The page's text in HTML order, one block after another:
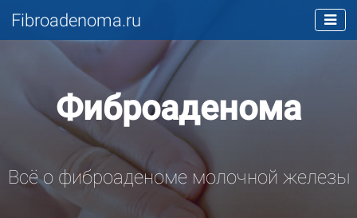
Fibroadenoma.ru
Фиброаденома
Всё о фиброаденоме молочной железы